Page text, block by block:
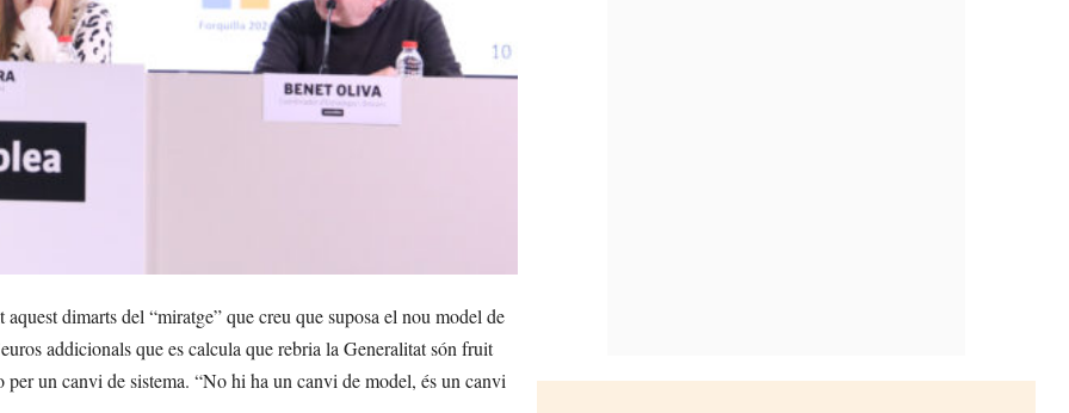
dimarts del “miratge” que creu que suposa el nou model de
addicionals que es calcula que rebria la Generalitat són fruit
per un canvi de sistema. “No hi ha un canvi de model, és un canvi